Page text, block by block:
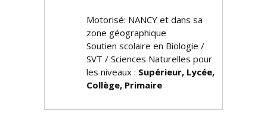
Motorisé: NANCY et dans sa
zone géographique
Soutien scolaire en Biologie /
SVT / Sciences Naturelles pour
les niveaux : Supérieur, Lycée,
Collège, Primaire